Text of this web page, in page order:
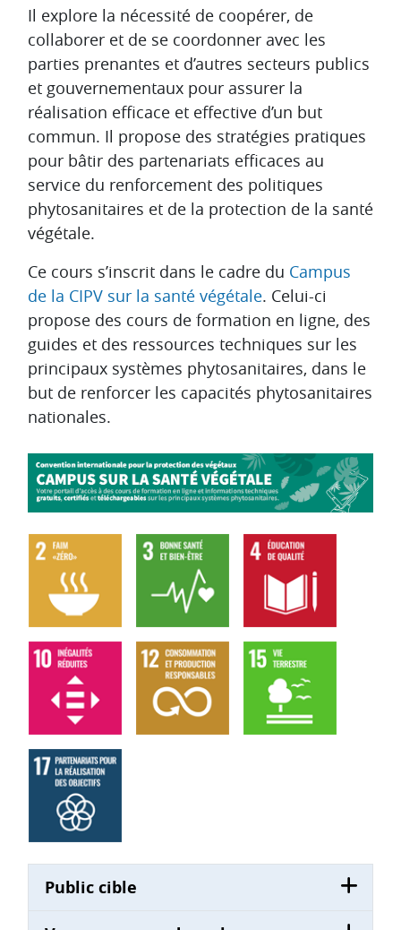
Il explore la nécessité de coopérer, de
collaborer et de se coordonner avec les
parties prenantes et d’autres secteurs publics
et gouvernementaux pour assurer la
réalisation efficace et effective d’un but
commun. Il propose des stratégies pratiques
pour bâtir des partenariats efficaces au
service du renforcement des politiques
phytosanitaires et de la protection de la santé
végétale.
Ce cours s’inscrit dans le cadre du Campus
de la CIPV sur la santé végétale. Celui-ci
propose des cours de formation en ligne, des
guides et des ressources techniques sur les
principaux systèmes phytosanitaires, dans le
but de renforcer les capacités phytosanitaires
nationales.
Public cible